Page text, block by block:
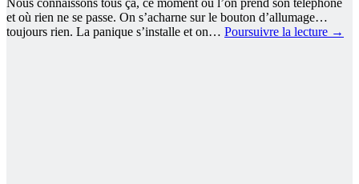
et où rien ne se passe. On s’acharne sur le bouton d’allumage…
toujours rien. La panique s’installe et on… Poursuivre la lecture →